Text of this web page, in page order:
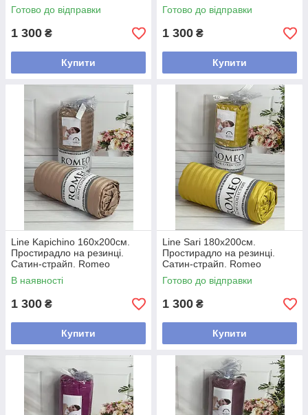
Готово до відправки
1 300 ₴
Купити
Готово до відправки
1 300 ₴
Купити
Line Kapichino 160х200см.
Простирадло на резинці.
Сатин-страйп. Romeo
Туреччина.
В наявності
1 300 ₴
Купити
Line Sari 180х200см.
Простирадло на резинці.
Сатин-страйп. Romeo
Туреччина.
Готово до відправки
1 300 ₴
Купити